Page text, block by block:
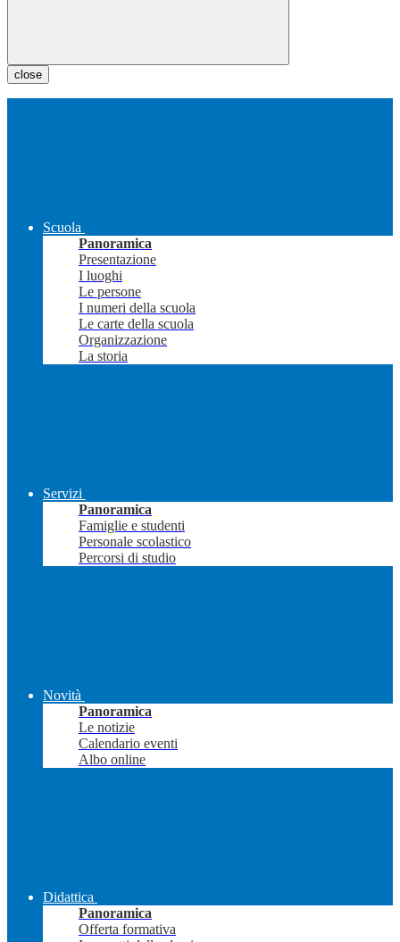
close
Scuola
Panoramica
Presentazione
I luoghi
Le persone
I numeri della scuola
Le carte della scuola
Organizzazione
La storia
Servizi
Panoramica
Famiglie e studenti
Personale scolastico
Percorsi di studio
Novità
Panoramica
Le notizie
Calendario eventi
Albo online
Didattica
Panoramica
Offerta formativa